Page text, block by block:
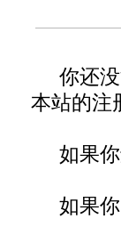
你还没
本站的注
如果你
如果你